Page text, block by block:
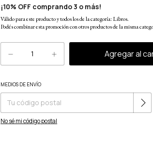
¡10% OFF comprando 3 o más!
Válido para este producto y todos los de la categoría: Libros.
Podés combinar esta promoción con otros productos de la misma
Entregas para el CP:
MEDIOS DE ENVÍO
No sé mi código postal